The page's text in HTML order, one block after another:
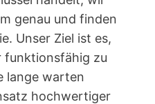
genau und finden
Unser Ziel ist es,
funktionsfähig zu
lange warten
hochwertiger